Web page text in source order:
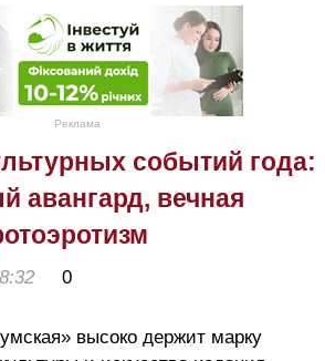
Реклама
событий года:
авангард, вечная
0
высоко держит марку